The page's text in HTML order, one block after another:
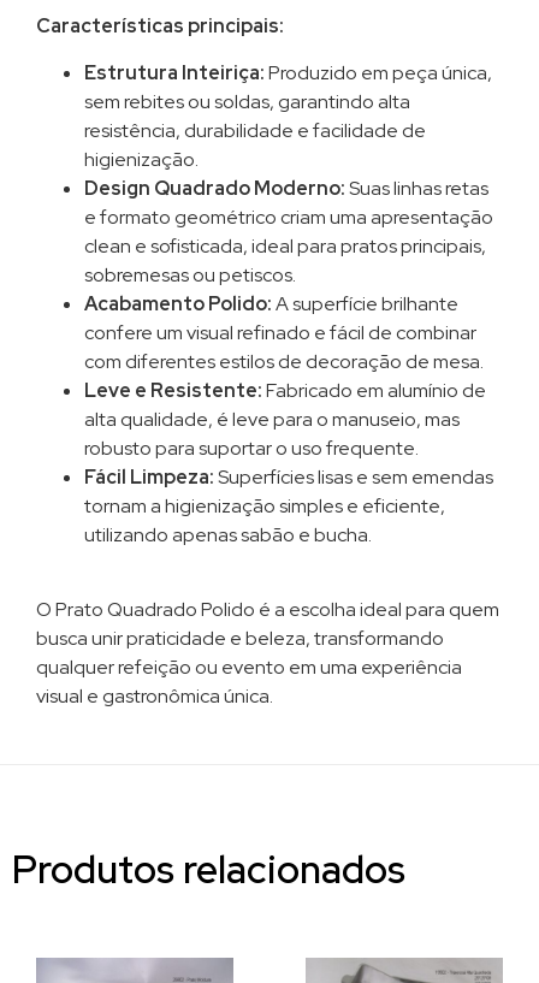
Características principais:
Estrutura Inteiriça:Produzido em peça única,
sem rebites ou soldas, garantindo alta
resistência, durabilidade e facilidade de
higienização.
Design Quadrado Moderno:Suas linhas retas
e formato geométrico criam uma apresentação
clean e sofisticada, ideal para pratos principais,
sobremesas ou petiscos.
Acabamento Polido:A superfície brilhante
confere um visual refinado e fácil de combinar
com diferentes estilos de decoração de mesa.
Leve e Resistente:Fabricado em alumínio de
alta qualidade, é leve para o manuseio, mas
robusto para suportar o uso frequente.
Fácil Limpeza:Superfícies lisas e sem emendas
tornam a higienização simples e eficiente,
utilizando apenas sabão e bucha.
O Prato Quadrado Polido é a escolha ideal para quem
busca unir praticidade e beleza, transformando
qualquer refeição ou evento em uma experiência
visual e gastronômica única.
Produtos relacionados